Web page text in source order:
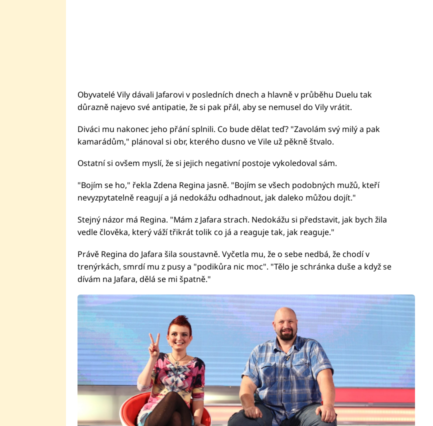
Obyvatelé Vily dávali Jafarovi v posledních dnech a hlavně v průběhu Duelu tak
důrazně najevo své antipatie, že si pak přál, aby se nemusel do Vily vrátit.
Diváci mu nakonec jeho přání splnili. Co bude dělat teď? "Zavolám svý milý a pak
kamarádům," plánoval si obr, kterého dusno ve Vile už pěkně štvalo.
Ostatní si ovšem myslí, že si jejich negativní postoje vykoledoval sám.
"Bojím se ho," řekla Zdena Regina jasně. "Bojím se všech podobných mužů, kteří
nevyzpytatelně reagují a já nedokážu odhadnout, jak daleko můžou dojít."
Stejný názor má Regina. "Mám z Jafara strach. Nedokážu si představit, jak bych žila
vedle člověka, který váží třikrát tolik co já a reaguje tak, jak reaguje."
Právě Regina do Jafara šila soustavně. Vyčetla mu, že o sebe nedbá, že chodí v
trenýrkách, smrdí mu z pusy a "podikůra nic moc". "Tělo je schránka duše a když se
dívám na Jafara, dělá se mi špatně."